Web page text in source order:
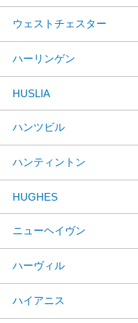
ウェストチェスター
ハーリンゲン
HUSLIA
ハンツビル
ハンティントン
HUGHES
ニューヘイヴン
ハーヴィル
ハイアニス